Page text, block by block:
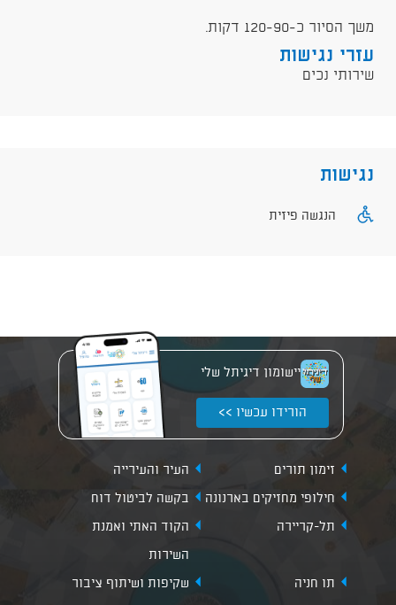
משך הסיור כ-120-90 דקות.
עזרי נגישות
שירותי נכים
נגישות
הנגשה פיזית
יישומון דיגיתל שלי
הורידו עכשיו >>
זימון תורים
העיר והעירייה
חילופי מחזיקים בארנונה
בקשה לביטול דוח
תל-קריירה
הקוד האתי ואמנת
השירות
תו חניה
שקיפות ושיתוף ציבור